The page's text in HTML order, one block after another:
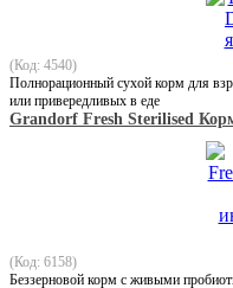
(Код: 4540)
Полнорационный сухой корм для
или привередливых в еде
Grandorf Fresh Sterilised
(Код: 6158)
Беззерновой корм с живыми